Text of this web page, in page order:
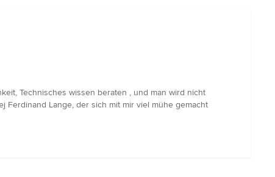
Technisches wissen beraten , und man wird nicht
Ferdinand Lange, der sich mit mir viel mühe gemacht